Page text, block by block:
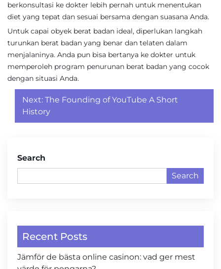
berkonsultasi ke dokter lebih pernah untuk menentukan
diet yang tepat dan sesuai bersama dengan suasana Anda.
Untuk capai obyek berat badan ideal, diperlukan langkah
turunkan berat badan yang benar dan telaten dalam
menjalaninya. Anda pun bisa bertanya ke dokter untuk
memperoleh program penurunan berat badan yang cocok
dengan situasi Anda.
Post
navigation
Next: The Founding of YouTube A Short
History
Search
Search
Recent Posts
Jämför de bästa online casinon: vad ger mest